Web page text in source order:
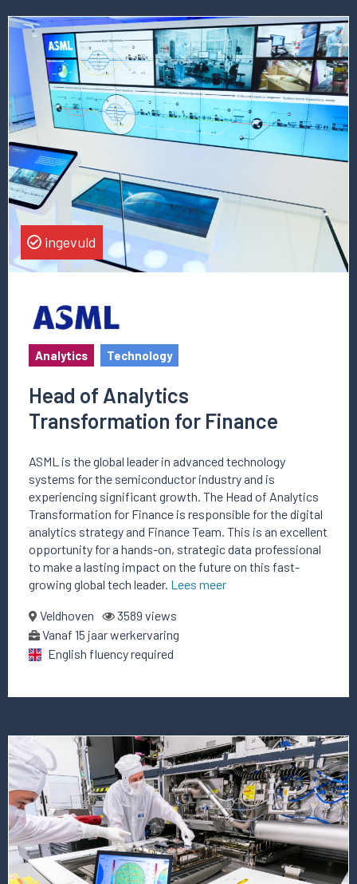
Lees
meer
over
deze
vacature
Head
of
Analytics
Transformation
for
Finance
ingevuld
Analytics Technology
Head of Analytics
Transformation for Finance
ASML is the global leader in advanced technology
systems for the semiconductor industry and is
experiencing significant growth. The Head of Analytics
Transformation for Finance is responsible for the digital
analytics strategy and Finance Team. This is an excellent
opportunity for a hands-on, strategic data professional
to make a lasting impact on the future on this fast-
growing global tech leader. Lees meer
Veldhoven
3589 views
Vanaf 15 jaar werkervaring
English fluency required
Lees
meer
over
deze
vacature
Project
Lead
of